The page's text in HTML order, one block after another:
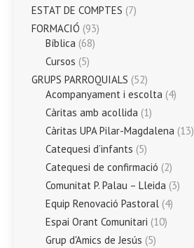
ESTAT DE COMPTES (7)
FORMACIÓ (93)
Bíblica (68)
Cursos (5)
GRUPS PARROQUIALS (52)
Acompanyament i escolta (4)
Càritas amb acollida (1)
Càritas UPA Pilar-Magdalena (13)
Catequesi d’infants (5)
Catequesi de confirmació (2)
Comunitat P. Palau – Lleida (3)
Equip Renovació Pastoral (4)
Espai Orant Comunitari (10)
Grup d'Amics de Jesús (5)